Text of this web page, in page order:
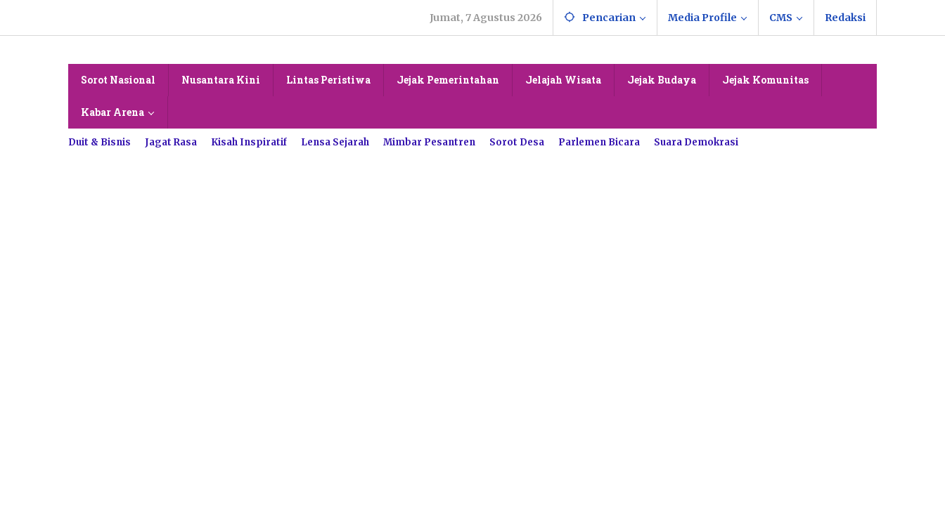
konten
Jumat, 7 Agustus 2026 Pencarian Media Profile CMS Redaksi
Sorot Nasional Nusantara Kini Lintas Peristiwa Jejak Pemerintahan Jelajah Wisata Jejak Budaya Jejak Komunitas
Kabar Arena
Duit & Bisnis Jagat Rasa Kisah Inspiratif Lensa Sejarah Mimbar Pesantren Sorot Desa Parlemen Bicara Suara Demokrasi